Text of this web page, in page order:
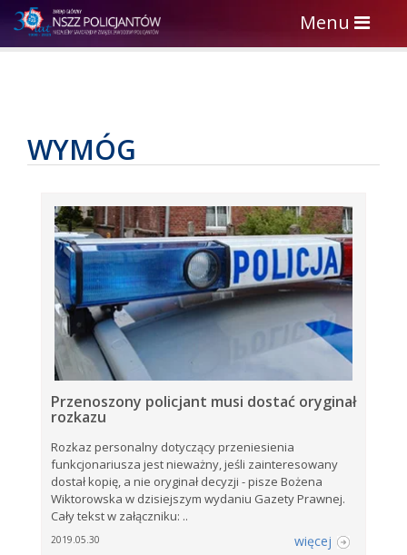
Toggle
navigation
Menu
WYMÓG
Przenoszony policjant musi dostać oryginał
rozkazu
Rozkaz personalny dotyczący przeniesienia
funkcjonariusza jest nieważny, jeśli zainteresowany
dostał kopię, a nie oryginał decyzji - pisze Bożena
Wiktorowska w dzisiejszym wydaniu Gazety Prawnej.
Cały tekst w załączniku: ..
2019.05.30 więcej